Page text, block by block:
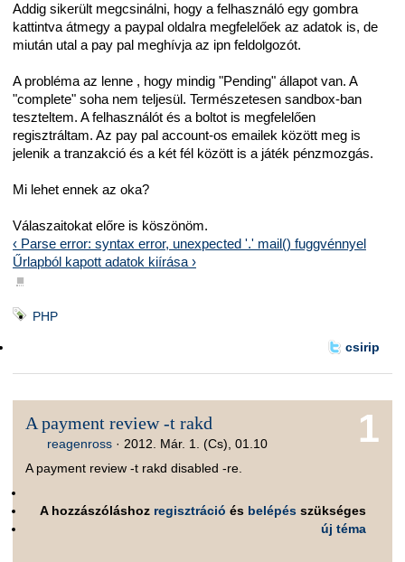
Addig sikerült megcsinálni, hogy a felhasználó egy gombra
kattintva átmegy a paypal oldalra megfelelőek az adatok is, de
miután utal a pay pal meghívja az ipn feldolgozót.
A probléma az lenne , hogy mindig "Pending" állapot van. A
"complete" soha nem teljesül. Természetesen sandbox-ban
teszteltem. A felhasználót és a boltot is megfelelően
regisztráltam. Az pay pal account-os emailek között meg is
jelenik a tranzakció és a két fél között is a játék pénzmozgás.
Mi lehet ennek az oka?
Válaszaitokat előre is köszönöm.
‹ Parse error: syntax error, unexpected '.' mail() fuggvénnyel
Űrlapból kapott adatok kiírása ›
■
PHP
csirip
1
A payment review -t rakd
reagenross · 2012. Már. 1. (Cs), 01.10
A payment review -t rakd disabled -re.
A hozzászóláshoz regisztráció és belépés szükséges
új téma